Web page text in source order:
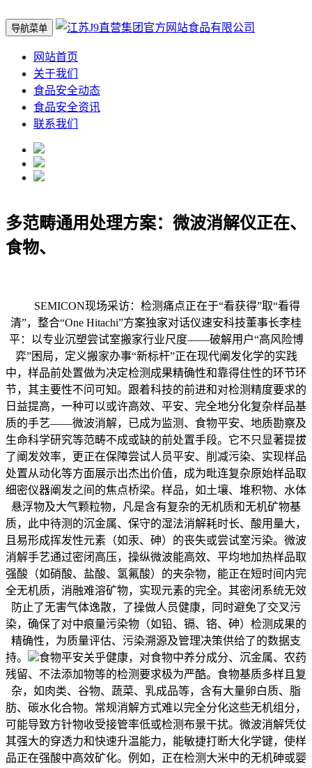
导航菜单
网站首页
关于我们
食品安全动态
食品安全资讯
联系我们
多范畴通用处理方案：微波消解仪正在、
食物、
SEMICON现场采访：检测痛点正在于“看获得”取“看得
清”，整合“One Hitachi”方案独家对话仪速安科技董事长李桂
平：以专业沉塑尝试室搬家行业尺度——破解用户“高风险博
弈”困局，定义搬家办事“新标杆”正在现代阐发化学的实践
中，样品前处置做为决定检测成果精确性和靠得住性的环节环
节，其主要性不问可知。跟着科技的前进和对检测精度要求的
日益提高，一种可以或许高效、平安、完全地分化复杂样品基
质的手艺——微波消解，已成为监测、食物平安、地质勘察及
生命科学研究等范畴不成或缺的前处置手段。它不只显著提拔
了阐发效率，更正在保障尝试人员平安、削减污染、实现样品
处置从动化等方面展示出杰出价值，成为毗连复杂原始样品取
细密仪器阐发之间的焦点桥梁。样品，如土壤、堆积物、水体
悬浮物及大气颗粒物，凡是含有复杂的无机质和无机矿物基
质，此中待测的沉金属、保守的湿法消解耗时长、酸用量大，
且易形成挥发性元素（如汞、砷）的丧失或尝试室污染。微波
消解手艺通过密闭高压，操纵微波能高效、平均地加热样品取
强酸（如硝酸、盐酸、氢氟酸）的夹杂物，能正在短时间内完
全无机质，消融难溶矿物，实现元素的完全。其密闭系统无效
防止了无害气体逸散，了操做人员健康，同时避免了交叉污
染，确保了对中痕量污染物（如铅、镉、铬、砷）检测成果的
精确性，为质量评估、污染溯源及管理决策供给了的数据支
持。
食物平安关乎健康，对食物中养分成分、沉金属、农药
残留、不法添加物等的检测要求极为严酷。食物基质多样且复
杂，如肉类、谷物、蔬菜、乳成品等，含有大量卵白质、脂
肪、碳水化合物。常规消解方式难以完全分化这些无机组分，
可能导致方针物收受接管率低或检测布景干扰。微波消解凭仗
其强大的穿透力和快速升温能力，能敏捷打断大化学键，使样
品正在强酸中高效矿化。例如，正在检测大米中的无机砷或婴